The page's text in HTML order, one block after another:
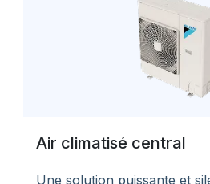
Air climatisé central
Une solution puissante et